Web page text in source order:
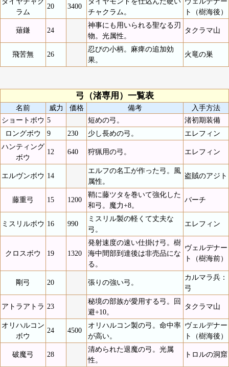
ラム
20 3400
チャクラム。
ト（樹海後）
薙鎌 24
神事にも用いられる聖なる刃
物。光属性。
タクラマ山
飛苦無 26
忍びの小柄。麻痺の追加効
果。
火竜の巣
弓（渚専用）一覧表
名前 威力 価格 備考
入手方法
ショートボウ 5 短めの弓。
渚初期装備
ロングボウ
9 230 少し長めの弓。
エレフィン
ハンティング
ボウ
12 640 狩猟用の弓。 エレフィン
エルヴンボウ 14
エルフの名工が作った弓。風
属性。
盗賊のアジト
藤重弓 15 1200
鞘に藤ツタを巻いて強化した
和弓。魔力+8。
バーチ
ミスリルボウ 16 990
ミスリル製の軽くて丈夫な
弓。
エレフィン
クロスボウ 19 1320
発射速度の速い仕掛け弓。樹
海中間部到達後は非売品にな
る。
ヴェルデナー
ト（樹海前）
剛弓 20 張りの強い弓。
カルマラ兵：
弓
アトラアトラ 23
秘境の部族が愛用する弓。回
避+10。
タクラマ山
オリハルコン
ボウ
24 4500
オリハルコン製の弓。命中率
が高い。
ヴェルデナー
ト（樹海後）
破魔弓 28
清められた退魔の弓。光属
性。
トロルの洞窟